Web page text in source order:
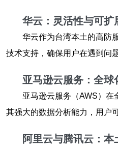
华云：灵活性与可扩
华云作为台湾本土的高防
技术支持，确保用户在遇到问
亚马逊云服务：全球
亚马逊云服务（AWS）在
其强大的数据分析能力，用户
阿里云与腾讯云：本